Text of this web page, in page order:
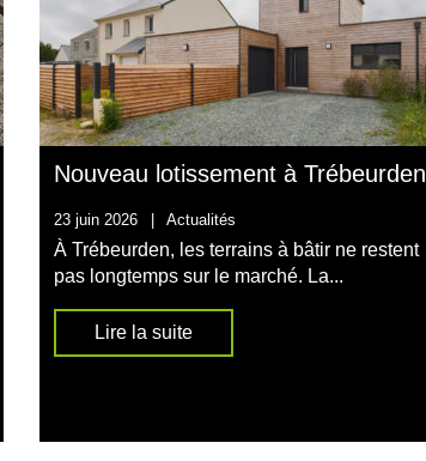
Nouveau lotissement à Trébeurden
23 juin 2026 Actualités
À Trébeurden, les terrains à bâtir ne restent
pas longtemps sur le marché. La...
Lire la suite